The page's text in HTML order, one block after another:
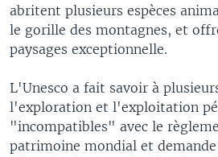
abritent plusieurs espèces
le gorille des montagnes, et
paysages exceptionnelle.
L'Unesco a fait savoir à
l'exploration et l'exploitation
"incompatibles" avec le
patrimoine mondial et demande